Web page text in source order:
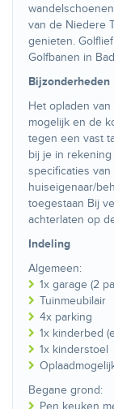
van de Niedere
genieten.
Golfbanen in
Bijzonderheden
Het opladen
mogelijk en de
tegen een vast
bij je in
specificaties
huiseigenaar/
toegestaan Bij
achterlaten op
Indeling
Algemeen:
1x garage (2
Tuinmeubilair
4x parking
1x kinderbed
1x kinderstoel
Begane grond:
Pen keuken